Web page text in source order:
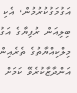
އަގުމަގުކުރުމުން،
ބިލިއަން ރުފިޔާގެ
މިލްކިއްޔާތުގެ
އަންދާޒާކުރެވޭ